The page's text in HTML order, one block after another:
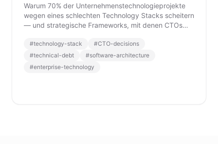
Warum 70% der Unternehmenstechnologieprojekte
wegen eines schlechten Technology Stacks scheitern
— und strategische Frameworks, mit denen CTOs
#technology-stack #CTO-decisions
#technical-debt #software-architecture
#enterprise-technology